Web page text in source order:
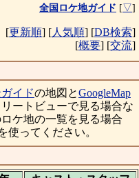
全国ロケ地ガイド [▽]
[更新順] [人気順] [DB検索]
[概要] [交流]
イドの地図とGoogleMap
ートビューで見る場合な
ケ地の一覧を見る場合
使ってください。